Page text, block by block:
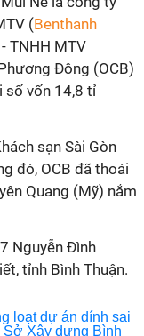
(Benthanh
TNHH MTV
Đông (OCB)
số vốn 14,8 tỉ
sạn Sài Gòn
đó, OCB đã thoái
Quang (Mỹ) nắm
Nguyễn Đình
tỉnh Bình Thuận.